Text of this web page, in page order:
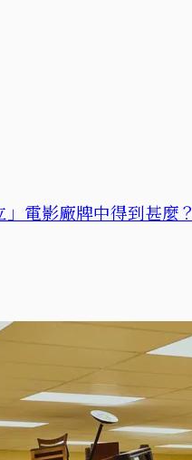
電影廠牌中得到甚麼？